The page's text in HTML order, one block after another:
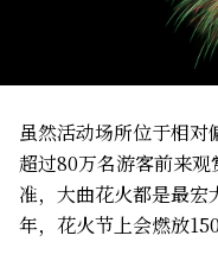
虽然活动场所位于相对
超过80万名游客前来
准，大曲花火都是最
年，花火节上会燃放